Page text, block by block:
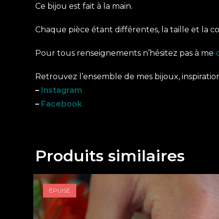
Ce bijou est fait à la main.
Chaque pièce étant différentes, la taille et la
Pour tous renseignements n’hésitez pas à me
Retrouvez l’ensemble de mes bijoux,
– Instagram
– Facebook
Produits similaires
ÉPUISÉ